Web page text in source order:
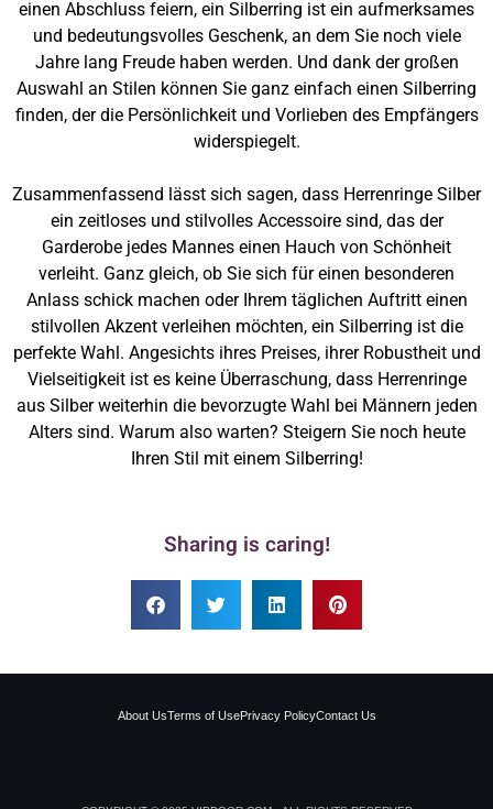
einen Abschluss feiern, ein Silberring ist ein aufmerksames
und bedeutungsvolles Geschenk, an dem Sie noch viele
Jahre lang Freude haben werden. Und dank der großen
Auswahl an Stilen können Sie ganz einfach einen Silberring
finden, der die Persönlichkeit und Vorlieben des Empfängers
widerspiegelt.
Zusammenfassend lässt sich sagen, dass Herrenringe Silber
ein zeitloses und stilvolles Accessoire sind, das der
Garderobe jedes Mannes einen Hauch von Schönheit
verleiht. Ganz gleich, ob Sie sich für einen besonderen
Anlass schick machen oder Ihrem täglichen Auftritt einen
stilvollen Akzent verleihen möchten, ein Silberring ist die
perfekte Wahl. Angesichts ihres Preises, ihrer Robustheit und
Vielseitigkeit ist es keine Überraschung, dass Herrenringe
aus Silber weiterhin die bevorzugte Wahl bei Männern jeden
Alters sind. Warum also warten? Steigern Sie noch heute
Ihren Stil mit einem Silberring!
Sharing is caring!
About UsTerms of UsePrivacy PolicyContact Us